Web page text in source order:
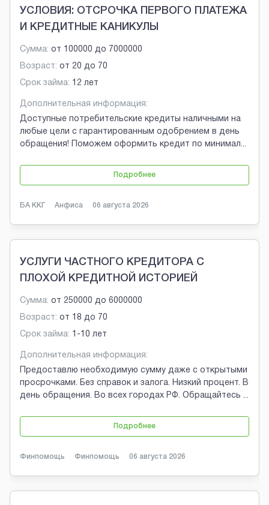
УСЛОВИЯ: ОТСРОЧКА ПЕРВОГО ПЛАТЕЖА
И КРЕДИТНЫЕ КАНИКУЛЫ
Сумма: от 100000 до 7000000
Возраст: от 20 до 70
Срок займа: 12 лет
Дополнительная информация:
Доступные потребительские кредиты наличными на
любые цели с гарантированным одобрением в день
обращения! Поможем оформить кредит по минимал...
Подробнее
БА ККГ Анфиса 06 августа 2026
УСЛУГИ ЧАСТНОГО КРЕДИТОРА С
ПЛОХОЙ КРЕДИТНОЙ ИСТОРИЕЙ
Сумма: от 250000 до 6000000
Возраст: от 18 до 70
Срок займа: 1-10 лет
Дополнительная информация:
Предоставлю необходимую сумму даже с открытыми
просрочками. Без справок и залога. Низкий процент. В
день обращения. Во всех городах РФ. Обращайтесь ...
Подробнее
Финпомощь Финпомощь 06 августа 2026